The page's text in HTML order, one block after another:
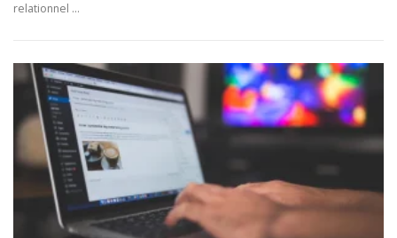
relationnel …